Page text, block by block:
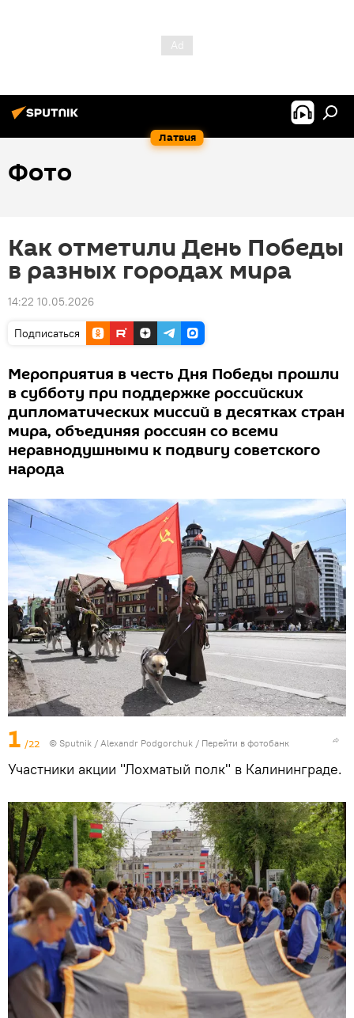
Латвия
Фото
Как отметили День Победы
в разных городах мира
14:22 10.05.2026
Подписаться
Мероприятия в честь Дня Победы прошли
в субботу при поддержке российских
дипломатических миссий в десятках стран
мира, объединяя россиян со всеми
неравнодушными к подвигу советского
народа
1 /22 © Sputnik / Alexandr Podgorchuk / Перейти в фотобанк
Участники акции "Лохматый полк" в Калининграде.